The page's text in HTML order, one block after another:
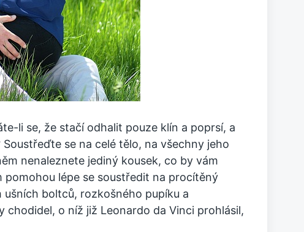
li se, že stačí odhalit pouze klín a poprsí, a
se na celé tělo, na všechny jeho
nenaleznete jediný kousek, co by vám
lépe se soustředit na procítěný
boltců, rozkošného pupíku a
o níž již Leonardo da Vinci prohlásil,